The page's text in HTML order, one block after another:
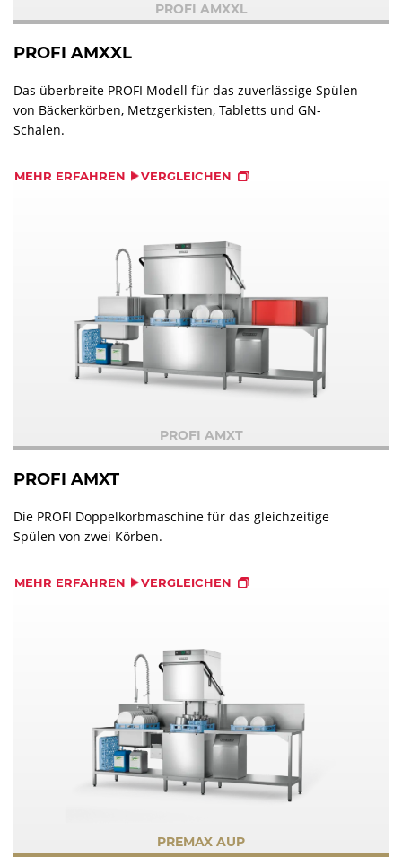
PROFI AMXXL
PROFI AMXXL
Das überbreite PROFI Modell für das zuverlässige Spülen
von Bäckerkörben, Metzgerkisten, Tabletts und GN-
Schalen.
MEHR ERFAHREN VERGLEICHEN
PROFI AMXT
PROFI AMXT
Die PROFI Doppelkorbmaschine für das gleichzeitige
Spülen von zwei Körben.
MEHR ERFAHREN VERGLEICHEN
PREMAX AUP